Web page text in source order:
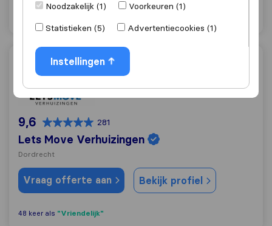
Lets Move Verhuizingen
9,6 281
Lets Move Verhuizingen
Dordrecht
Vraag offerte aan Bekijk profiel
48 keer als "Vriendelijk"
Noodzakelijk (1)
Voorkeuren (1)
Statistieken (5)
Advertentiecookies (1)
Instellingen